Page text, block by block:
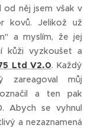
něj jsem však v
kovů. Jelikož už
a myslím, že jej
kůži vyzkoušet a
Ltd V2.0. Každý
zareagoval můj
a ten pak
Abych se vyhnul
a nezaznamená